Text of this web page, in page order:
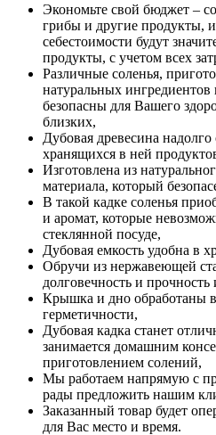
Экономьте свой бюджет –
грибы и другие продукты,
себестоимости будут
продукты, с учетом всех
Различные соленья,
натуральных
безопасны для Вашего
близких,
Дубовая древесина надолго
хранящихся в ней
Изготовлена из
материала, который
В такой кадке соленья
и аромат, которые
стеклянной посуде,
Дубовая емкость удобна в
Обручи из нержавеющей
долговечность и прочность
Крышка и дно обработаны
герметичности,
Дубовая кадка станет
занимается домашним
приготовлением солений,
Мы работаем напрямую с
рады предложить нашим
Заказанный товар будет
для Вас место и время.